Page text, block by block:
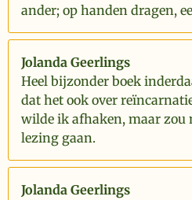
ander; op handen dragen,
Jolanda Geerlings
Heel bijzonder boek
dat het ook over
wilde ik afhaken, maar zou
lezing gaan.
Jolanda Geerlings